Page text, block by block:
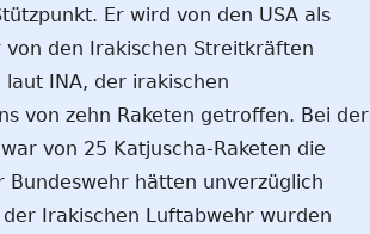
Er wird von den USA als
den Irakischen Streitkräften
INA, der irakischen
von zehn Raketen getroffen. Bei der
von 25 Katjuscha-Raketen die
Bundeswehr hätten unverzüglich
Irakischen Luftabwehr wurden